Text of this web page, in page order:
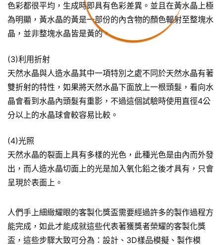
色彩都很平均，生成時即具有色彩差異。並且在黃水晶上極
為明顯，黃水晶的黃是一部份的內含物的顏色輻射至整塊水
晶，並非整塊水晶皆是黃的。
(3)利用折射
天然水晶與人造水晶其中一項特別之處不同於天然水晶有著
雙折射的特性，如果將天然水晶下面放上一根頭髮，看向水
晶會看到水晶內頭髮有重影，不過這個試驗時使用直徑4公
分以上的水晶球會較容易比較。
(4)光照
天然水晶的裂面上具有多樣的光色，此種光色是由內而外發
出，而人造水晶切面上的光是加入氧化鉛之後才具有，只會
呈現於表面上。
人們手上細緻耀眼的客製化獎盃需要經過許多的製作過程方
能完成，如此才能成就這些代表著獲獎者榮耀的客製化獎
盃，這些步驟大致可分為：設計、3D樣品模擬、製作模